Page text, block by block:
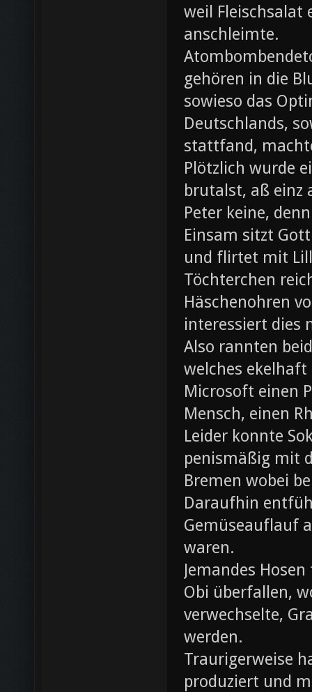
weil Fleischsalat
anschleimte.
gehören in die
sowieso das
Deutschlands,
stattfand,
Plötzlich wurde
brutalst, aß einz
Peter keine,
Einsam sitzt
und flirtet mit
Töchterchen
Häschenohren
interessiert dies
Also rannten
welches
Microsoft einen
Mensch, einen
Leider konnte
penismäßig mit
Bremen wobei
Daraufhin
Gemüseauflauf
waren.
Jemandes
Obi überfallen,
verwechselte,
werden.
Traurigerweise
produziert und